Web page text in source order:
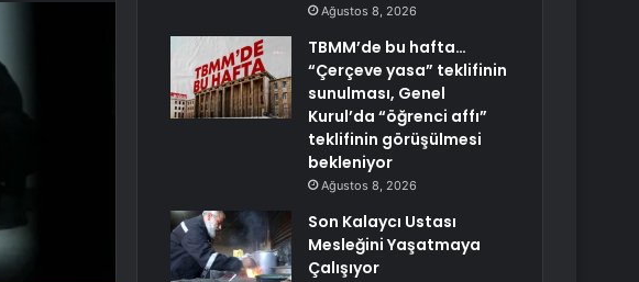
Ağustos 8, 2026
TBMM’de bu hafta…
“Çerçeve yasa” teklifinin
sunulması, Genel
Kurul’da “öğrenci affı”
teklifinin görüşülmesi
bekleniyor
Ağustos 8, 2026
Son Kalaycı Ustası
Mesleğini Yaşatmaya
Çalışıyor